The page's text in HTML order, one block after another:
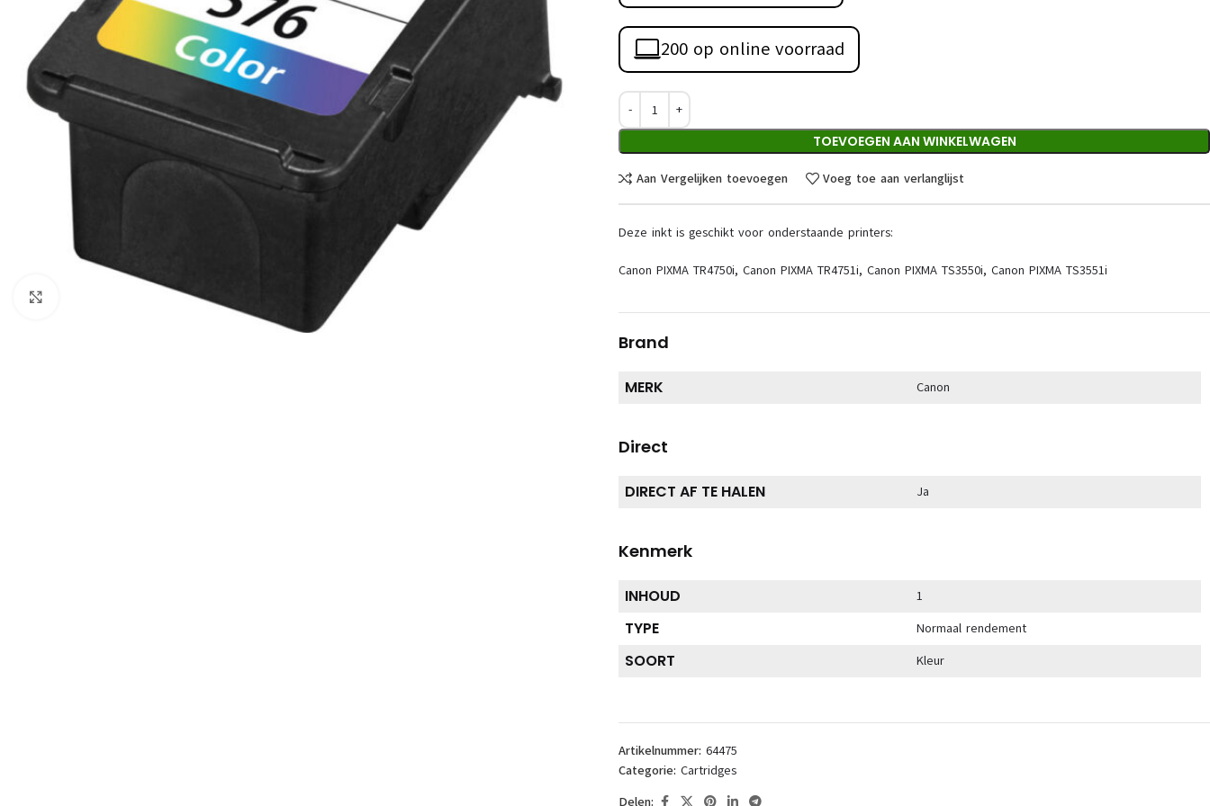
200 op online voorraad
TOEVOEGEN AAN WINKELWAGEN
Aan Vergelijken toevoegen Voeg toe aan verlanglijst
Deze inkt is geschikt voor onderstaande printers:
Canon PIXMA TR4750i, Canon PIXMA TR4751i, Canon PIXMA TS3550i, Canon PIXMA TS3551i
Brand
MERK Canon
Direct
DIRECT AF TE HALEN Ja
Kenmerk
INHOUD 1
TYPE Normaal rendement
SOORT Kleur
Artikelnummer: 64475
Categorie: Cartridges
Delen: